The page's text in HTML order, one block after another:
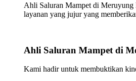
Ahli Saluran Mampet di Meruyung
layanan yang jujur yang
Ahli Saluran Mampet di
Kami hadir untuk membuktikan